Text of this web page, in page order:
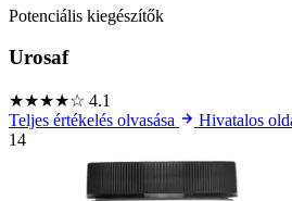
Potenciális kiegészítők
Urosaf
★★★★☆ 4.1
Teljes értékelés olvasása
Hivatalos
14